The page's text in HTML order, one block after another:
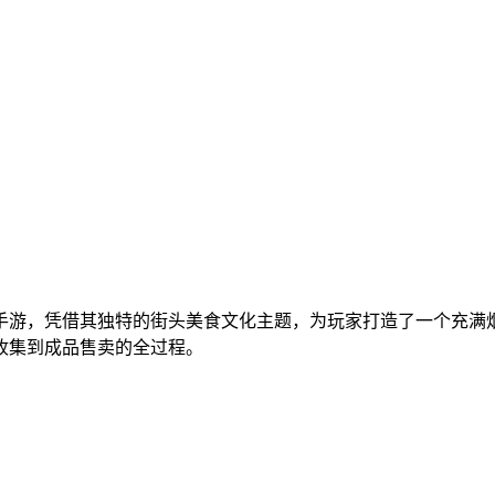
游，凭借其独特的街头美食文化主题，为玩家打造了一个充
到成品售卖的全过程。